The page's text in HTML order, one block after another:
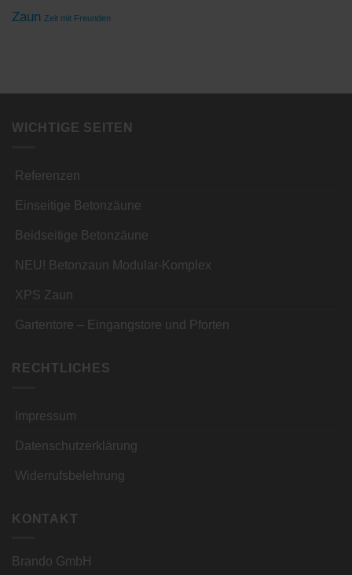
Zaun Zeit mit Freunden
WICHTIGE SEITEN
Referenzen
Einseitige Betonzäune
Beidseitige Betonzäune
NEU! Betonzaun Modular-Komplex
XPS Zaun
Gartentore – Eingangstore und Pforten
RECHTLICHES
Impressum
Datenschutzerklärung
Widerrufsbelehrung
KONTAKT
Brando GmbH